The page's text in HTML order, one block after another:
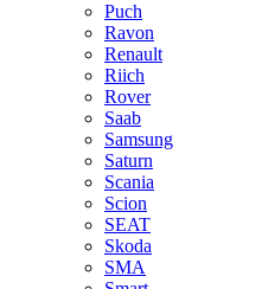
Puch
Ravon
Renault
Riich
Rover
Saab
Samsung
Saturn
Scania
Scion
SEAT
Skoda
SMA